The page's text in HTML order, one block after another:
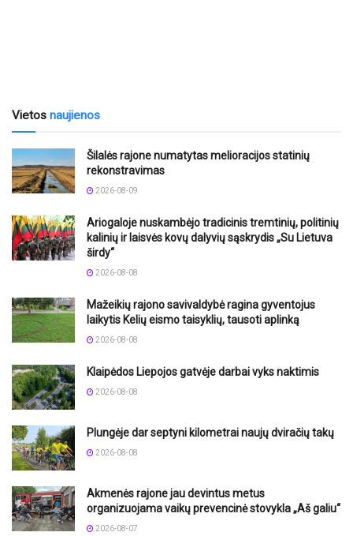
Vietos naujienos
Šilalės rajone numatytas melioracijos statinių
rekonstravimas
2026-08-09
Ariogaloje nuskambėjo tradicinis tremtinių, politinių
kalinių ir laisvės kovų dalyvių sąskrydis „Su Lietuva
širdy“
2026-08-08
Mažeikių rajono savivaldybė ragina gyventojus
laikytis Kelių eismo taisyklių, tausoti aplinką
2026-08-08
Klaipėdos Liepojos gatvėje darbai vyks naktimis
2026-08-08
Plungėje dar septyni kilometrai naujų dviračių takų
2026-08-08
Akmenės rajone jau devintus metus
organizuojama vaikų prevencinė stovykla „Aš galiu“
2026-08-07